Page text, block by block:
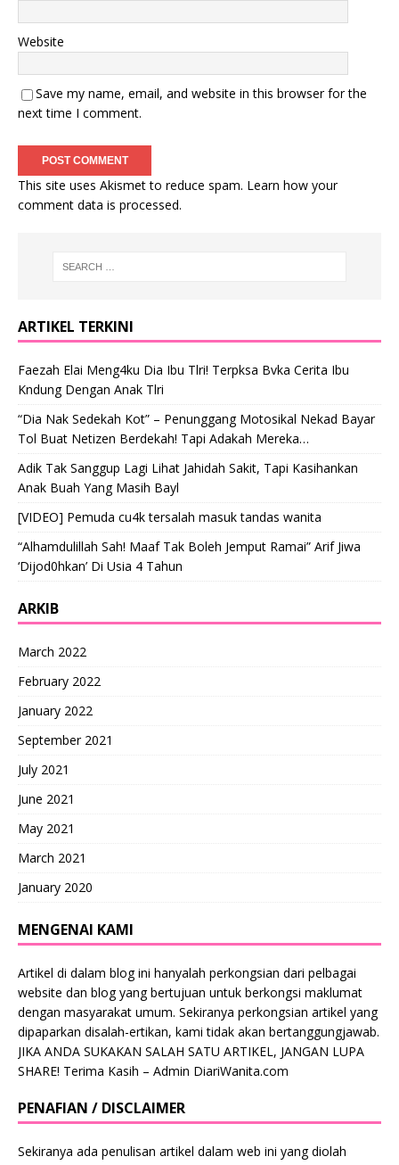
Website
Save my name, email, and website in this browser for the
next time I comment.
This site uses Akismet to reduce spam. Learn how your
comment data is processed.
ARTIKEL TERKINI
Faezah Elai Meng4ku Dia Ibu Tlri! Terpksa Bvka Cerita Ibu
Kndung Dengan Anak Tlri
“Dia Nak Sedekah Kot” – Penunggang Motosikal Nekad Bayar
Tol Buat Netizen Berdekah! Tapi Adakah Mereka…
Adik Tak Sanggup Lagi Lihat Jahidah Sakit, Tapi Kasihankan
Anak Buah Yang Masih Bayl
[VIDEO] Pemuda cu4k tersalah masuk tandas wanita
“Alhamdulillah Sah! Maaf Tak Boleh Jemput Ramai” Arif Jiwa
‘Dijod0hkan’ Di Usia 4 Tahun
ARKIB
March 2022
February 2022
January 2022
September 2021
July 2021
June 2021
May 2021
March 2021
January 2020
MENGENAI KAMI
Artikel di dalam blog ini hanyalah perkongsian dari pelbagai
website dan blog yang bertujuan untuk berkongsi maklumat
dengan masyarakat umum. Sekiranya perkongsian artikel yang
dipaparkan disalah-ertikan, kami tidak akan bertanggungjawab.
JIKA ANDA SUKAKAN SALAH SATU ARTIKEL, JANGAN LUPA
SHARE! Terima Kasih – Admin DiariWanita.com
PENAFIAN / DISCLAIMER
Sekiranya ada penulisan artikel dalam web ini yang diolah